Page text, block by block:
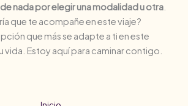
nada por elegir una modalidad u otra
que te acompañe en este viaje?
que más se adapte a ti en este
vida. Estoy aquí para caminar contigo.